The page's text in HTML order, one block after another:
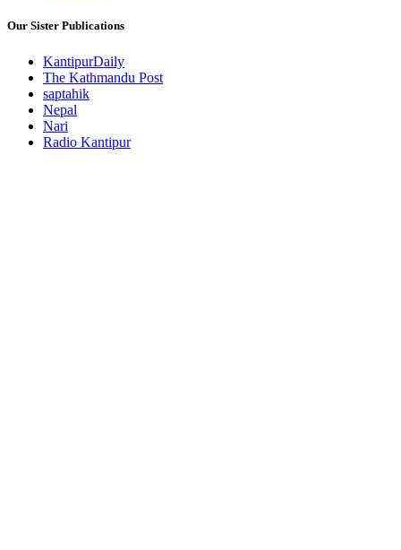
Our Sister Publications
KantipurDaily
The Kathmandu Post
saptahik
Nepal
Nari
Radio Kantipur